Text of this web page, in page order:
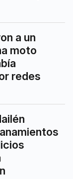
a un
moto
redes